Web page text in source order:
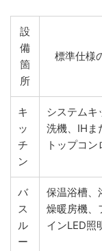
設
備
箇
所
標準仕様
キ
ッ
チ
ン
システムキ
洗機、IHま
トップコン
バ
ス
ル
ー
保温浴槽、
燥暖房機、
インLED照